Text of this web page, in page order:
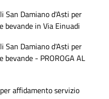
San Damiano d'Asti per
in Via Einuadi
San Damiano d'Asti per
- PROROGA AL
affidamento servizio